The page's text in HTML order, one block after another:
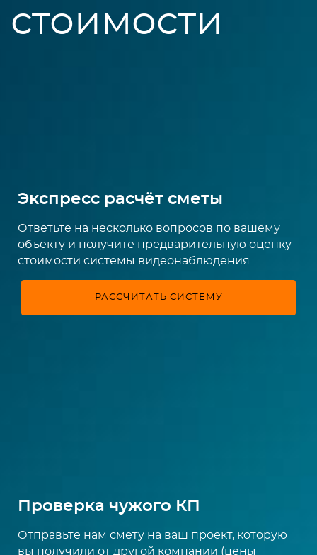
стоимости
Экспресс расчёт сметы
Ответьте на несколько вопросов по вашему
объекту и получите предварительную оценку
стоимости системы видеонаблюдения
РАССЧИТАТЬ СИСТЕМУ
Проверка чужого КП
Отправьте нам смету на ваш проект, которую
вы получили от другой компании (цены